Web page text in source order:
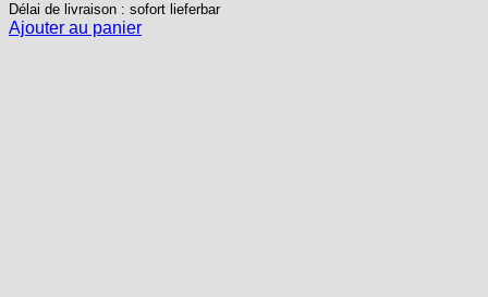
Délai de livraison : sofort lieferbar
Ajouter au panier